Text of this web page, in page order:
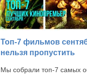
Топ-7 фильмов
нельзя пропустить
Мы собрали топ-7 самых